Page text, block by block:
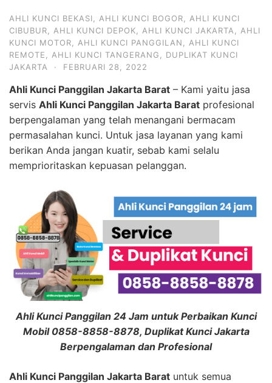
AHLI KUNCI BEKASI AHLI KUNCI BOGOR
AHLI KUNCI
CIBUBUR
AHLI KUNCI DEPOK AHLI KUNCI JAKARTA
AHLI
KUNCI MOTOR
AHLI KUNCI PANGGILAN
AHLI KUNCI
REMOTE
AHLI KUNCI TANGERANG
DUPLIKAT KUNCI
JAKARTA
· FEBRUARI 28, 2022
Ahli Kunci Panggilan Jakarta Barat – Kami yaitu jasa
servis Ahli Kunci Panggilan Jakarta Barat profesional
berpengalaman yang telah menangani bermacam
permasalahan kunci. Untuk jasa layanan yang kami
berikan Anda jangan kuatir, sebab kami selalu
memprioritaskan kepuasan pelanggan.
Ahli Kunci Panggilan 24 Jam untuk Perbaikan Kunci
Mobil 0858-8858-8878, Duplikat Kunci Jakarta
Berpengalaman dan Profesional
Ahli Kunci Panggilan Jakarta Barat untuk semua